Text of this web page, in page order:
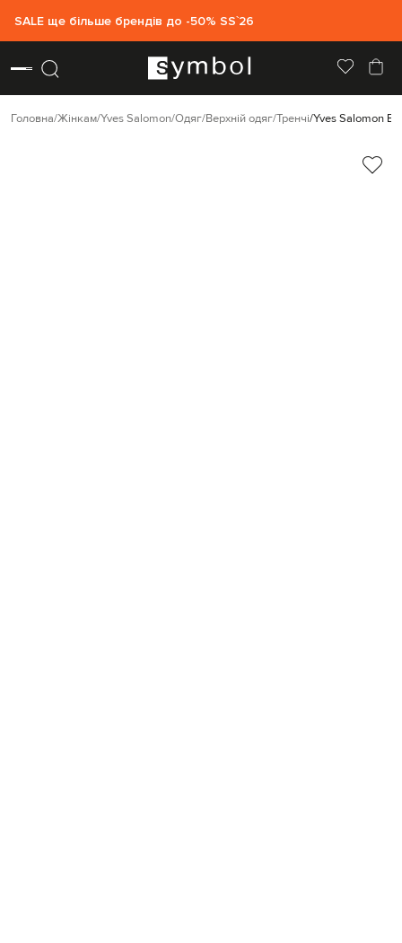
SALE ще більше брендів до -50% SS`26
Головна Жінкам Yves Salomon Одяг Верхній одяг Тренчі Yves Salomon